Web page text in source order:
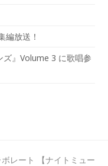
編放送！
』Volume 3 に歌唱参
レート 【ナイトミュー